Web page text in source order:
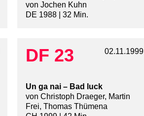
von Jochen Kuhn
DE 1988 | 32 Min.
DF 23 02.11.1999
Un ga nai – Bad luck
von Christoph Draeger, Martin
Frei, Thomas Thümena